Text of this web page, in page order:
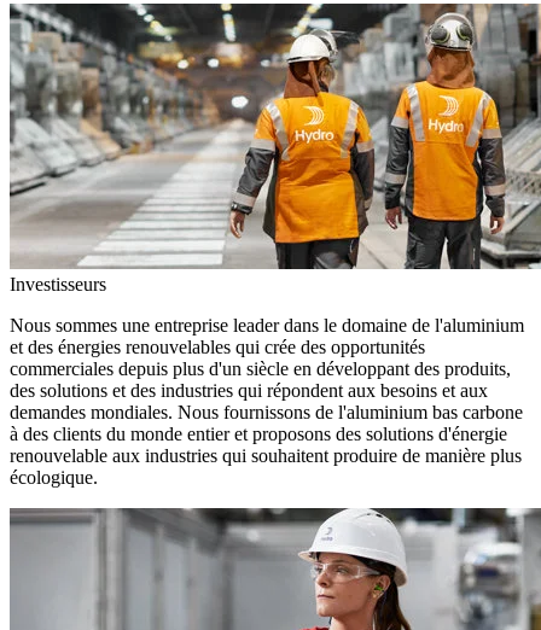
Investisseurs
Nous sommes une entreprise leader dans le domaine de l'aluminium
et des énergies renouvelables qui crée des opportunités
commerciales depuis plus d'un siècle en développant des produits,
des solutions et des industries qui répondent aux besoins et aux
demandes mondiales. Nous fournissons de l'aluminium bas carbone
à des clients du monde entier et proposons des solutions d'énergie
renouvelable aux industries qui souhaitent produire de manière plus
écologique.